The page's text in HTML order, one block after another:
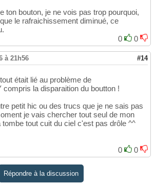
ton bouton, je ne vois pas trop pourquoi,
le rafraichissement diminué, ce
0
0
à 21h56 #14
était lié au problème de
compris la disparaition du boutton !
petit hic ou des trucs que je ne sais pas
je vais chercher tout seul de mon
tout cuit du ciel c'est pas drôle ^^
0
0
Répondre à la discussion